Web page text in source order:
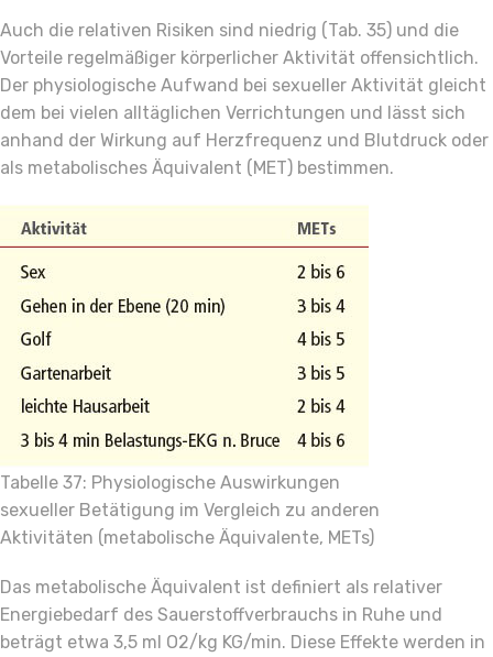
Auch die relativen Risiken sind niedrig (Tab. 35) und die
Vorteile regelmäßiger körperlicher Aktivität offensichtlich.
Der physiologische Aufwand bei sexueller Aktivität gleicht
dem bei vielen alltäglichen Verrichtungen und lässt sich
anhand der Wirkung auf Herzfrequenz und Blutdruck oder
als metabolisches Äquivalent (MET) bestimmen.
Tabelle 37: Physiologische Auswirkungen
sexueller Betätigung im Vergleich zu anderen
Aktivitäten (metabolische Äquivalente, METs)
Das metabolische Äquivalent ist definiert als relativer
Energiebedarf des Sauerstoffverbrauchs in Ruhe und
beträgt etwa 3,5 ml O2/kg KG/min. Diese Effekte werden in